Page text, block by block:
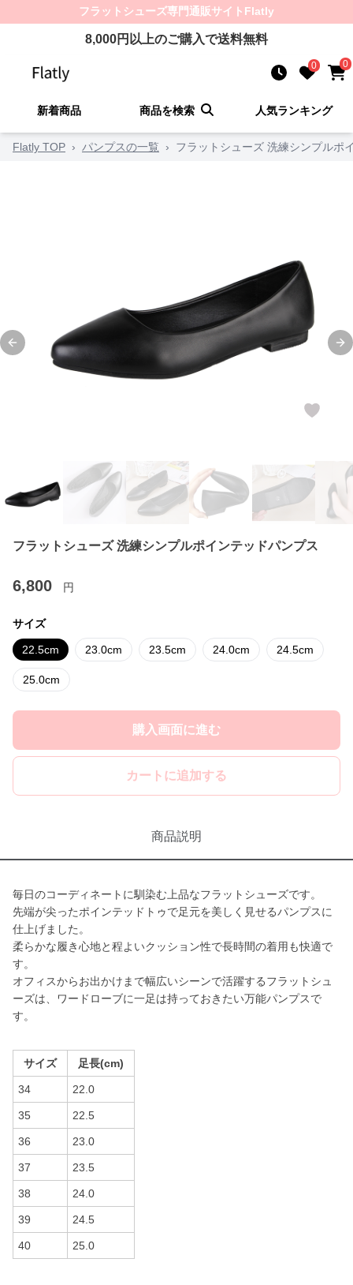
フラットシューズ専門通販サイト Flatly
8,000円以上のご購入で送料無料
0 0
新着商品 商品を検索 人気ランキング
Flatly TOP › パンプスの一覧 › フラットシューズ 洗練シンプルポ
Previous slide
フラットシューズ 洗練シンプルポインテッドパンプス
6,800 円
サイズ
22.5cm 23.0cm 23.5cm 24.0cm 24.5cm
25.0cm
購入画面に進む
カートに追加する
商品説明
毎日のコーディネートに馴染む上品なフラットシューズです。
先端が尖ったポインテッドトゥで足元を美しく見せるパンプスに
仕上げました。
柔らかな履き心地と程よいクッション性で長時間の着用も快適で
す。
オフィスからお出かけまで幅広いシーンで活躍するフラットシュ
ーズは、ワードローブに一足は持っておきたい万能パンプスで
す。
サイズ 足長(cm)
34 22.0
35 22.5
36 23.0
37 23.5
38 24.0
39 24.5
40 25.0